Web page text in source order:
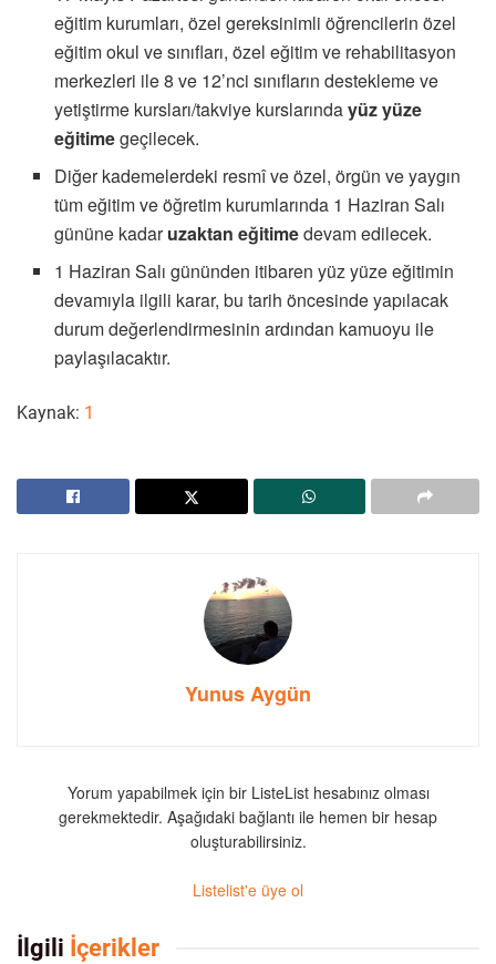
eğitim kurumları, özel gereksinimli öğrencilerin özel
eğitim okul ve sınıfları, özel eğitim ve rehabilitasyon
merkezleri ile 8 ve 12’nci sınıfların destekleme ve
yetiştirme kursları/takviye kurslarındayüz yüze
eğitimegeçilecek.
Diğer kademelerdeki resmî ve özel, örgün ve yaygın
tüm eğitim ve öğretim kurumlarında 1 Haziran Salı
gününe kadaruzaktan eğitimedevam edilecek.
1 Haziran Salı gününden itibaren yüz yüze eğitimin
devamıyla ilgili karar, bu tarih öncesinde yapılacak
durum değerlendirmesinin ardından kamuoyu ile
paylaşılacaktır.
Kaynak: 1
Yunus Aygün
Yorum yapabilmek için bir ListeList hesabınız olması
gerekmektedir. Aşağıdaki bağlantı ile hemen bir hesap
oluşturabilirsiniz.
Listelist'e üye ol
İlgili İçerikler